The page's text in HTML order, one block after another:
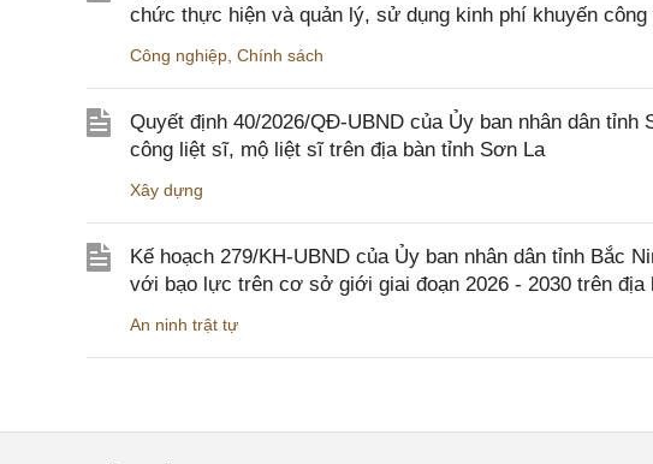
chức thực hiện và quản lý, sử dụng kinh phí khuyến
Công nghiệp Chính sách
Quyết định 40/2026/QĐ-UBND của Ủy ban nhân dân
công liệt sĩ, mộ liệt sĩ trên địa bàn tỉnh Sơn La
Xây dựng
Kế hoạch 279/KH-UBND của Ủy ban nhân dân tỉnh Bắc
với bạo lực trên cơ sở giới giai đoạn 2026 - 2030 trên địa
An ninh trật tự